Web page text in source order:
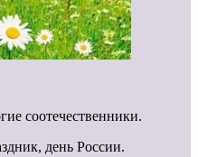
соотечественники.
день России.